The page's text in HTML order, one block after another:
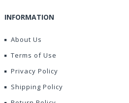
INFORMATION
About Us
Terms of Use
Privacy Policy
Shipping Policy